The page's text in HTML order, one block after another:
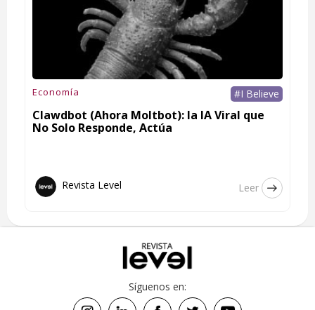
Economía #I Believe
Clawdbot (Ahora Moltbot): la IA Viral que
No Solo Responde, Actúa
Revista Level Leer
Síguenos en: